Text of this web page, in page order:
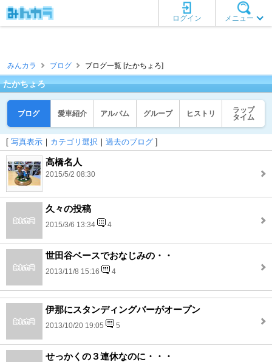
メニュー
ログイン
みんカラ ブログ ブログ一覧 [たかちょろ]
たかちょろ
ブログ 愛車紹介 アルバム グループ ヒストリ
ラップ
タイム
[ 写真表示 ｜ カテゴリ選択 ｜ 過去のブログ ]
高橋名人
2015/5/2 08:30
久々の投稿
2015/3/6 13:34 4
世田谷ベースでおなじみの・・
2013/11/8 15:16 4
伊那にスタンディングバーがオープン
2013/10/20 19:05 5
せっかくの３連休なのに・・・